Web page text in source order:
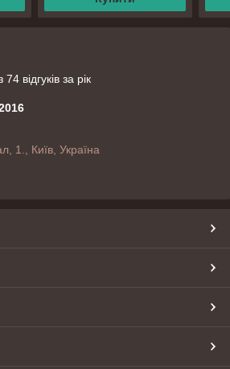
відгуків за рік
1., Київ, Україна